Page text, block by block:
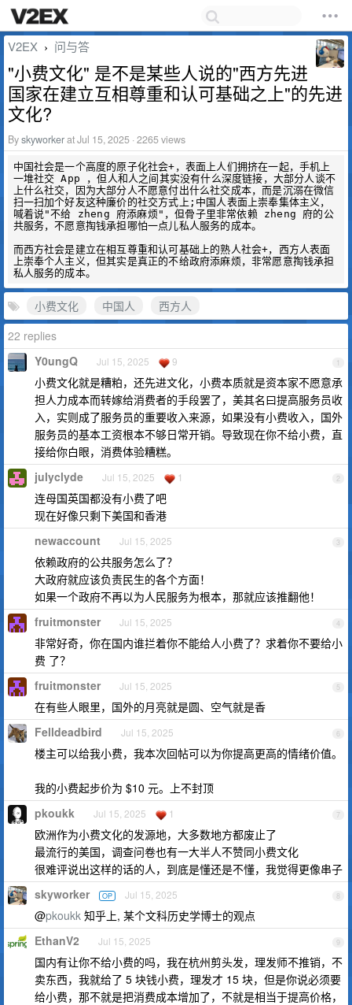
V2EX › 问与答
"小费文化" 是不是某些人说的"西方先进
国家在建立互相尊重和认可基础之上"的先进
文化?
Byskyworkerat Jul 15, 2025 · 2265 views
中国社会是一个高度的原子化社会+，表面上人们拥挤在一起，手机上
一堆社交 App ，但人和人之间其实没有什么深度链接，大部分人谈不
上什么社交，因为大部分人不愿意付出什么社交成本，而是沉溺在微信
扫一扫加个好友这种廉价的社交方式上;中国人表面上崇奉集体主义，
喊着说"不给 zheng 府添麻烦"，但骨子里非常依赖 zheng 府的公
共服务，不愿意掏钱承担哪怕一点儿私人服务的成本。
而西方社会是建立在相互尊重和认可基础上的熟人社会+，西方人表面
上崇奉个人主义，但其实是真正的不给政府添麻烦，非常愿意掏钱承担
小费文化 中国人
西方人
22 replies
1
Y0ungQ Jul 15, 2025 9
小费文化就是糟粕，还先进文化，小费本质就是资本家不愿意承
担人力成本而转嫁给消费者的手段罢了，美其名曰提高服务员收
入，实则成了服务员的重要收入来源，如果没有小费收入，国外
服务员的基本工资根本不够日常开销。导致现在你不给小费，直
接给你白眼，消费体验糟糕。
2
julyclyde Jul 15, 2025 1
连母国英国都没有小费了吧
现在好像只剩下美国和香港
3
newaccount Jul 15, 2025
依赖政府的公共服务怎么了？
大政府就应该负责民生的各个方面！
如果一个政府不再以为人民服务为根本，那就应该推翻他！
4
fruitmonster Jul 15, 2025
非常好奇，你在国内谁拦着你不能给人小费了？求着你不要给小
费 了？
5
fruitmonster Jul 15, 2025
在有些人眼里，国外的月亮就是圆、空气就是香
6
Felldeadbird Jul 15, 2025
楼主可以给我小费，我本次回帖可以为你提高更高的情绪价值。
我的小费起步价为 $10 元。上不封顶
7
pkoukk Jul 15, 2025 1
欧洲作为小费文化的发源地，大多数地方都废止了
最流行的美国，调查问卷也有一大半人不赞同小费文化
很难评说出这样的话的人，到底是懂还是不懂，我觉得更像串子
8
skyworker OP Jul 15, 2025
@pkoukk 知乎上, 某个文科历史学博士的观点
9
EthanV2 Jul 15, 2025
国内有让你不给小费的吗，我在杭州剪头发，理发师不推销，不
卖东西，我就给了 5 块钱小费，理发才 15 块，但是你说必须要
给小费，那不就是把消费成本增加了，不就是相当于提高价格，